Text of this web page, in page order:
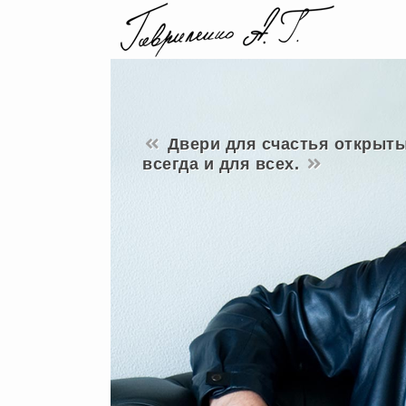
Двери для счастья
всегда и для всех.